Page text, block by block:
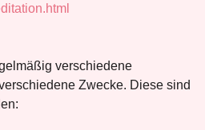
verschiedene
Zwecke. Diese sind